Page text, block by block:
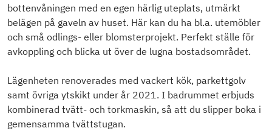
bottenvåningen med en egen härlig uteplats, utmärkt
belägen på gaveln av huset. Här kan du ha bl.a. utemöbler
och små odlings- eller blomsterprojekt. Perfekt ställe för
avkoppling och blicka ut över de lugna bostadsområdet.
Lägenheten renoverades med vackert kök, parkettgolv
samt övriga ytskikt under år 2021. I badrummet erbjuds
kombinerad tvätt- och torkmaskin, så att du slipper boka i
gemensamma tvättstugan.